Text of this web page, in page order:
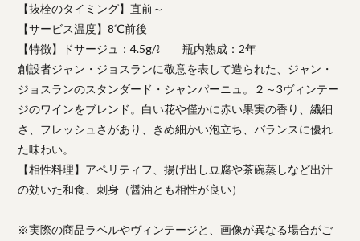
【抜栓のタイミング】直前～
【サービス温度】8℃前後
【特徴】ドサージュ：4.5g/ℓ 瓶内熟成：2年
創設者ジャン・ジョスランに敬意を表して造られた、ジャン・
ジョスランのスタンダード・シャンパーニュ。２～3ヴィンテー
ジのワインをブレンド。白い花や僅かに赤い果実の香り、繊細
さ、フレッシュさがあり、きめ細かい泡立ち、バランスに優れ
た味わい。
【相性料理】アペリティフ、揚げ出し豆腐や茶碗蒸しなど出汁
の効いた和食、刺身（醤油とも相性が良い）
※実際の商品ラベルやヴィンテージと、画像が異なる場合がご